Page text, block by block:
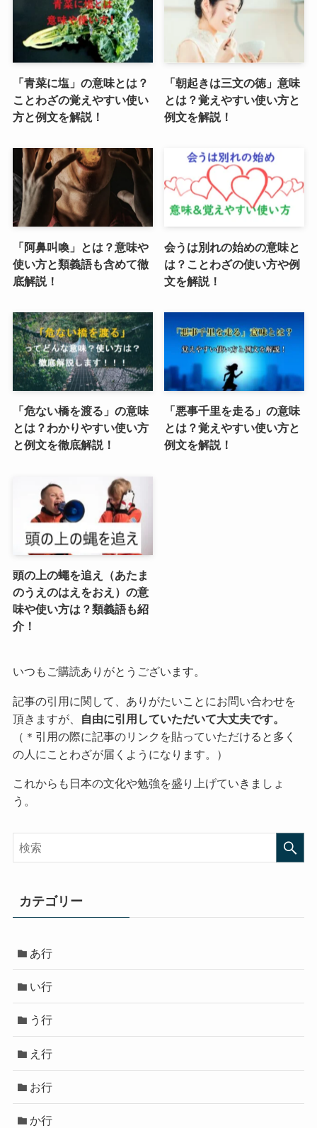
「青菜に塩」の意味とは？
ことわざの覚えやすい使い
方と例文を解説！
「朝起きは三文の徳」意味
とは？覚えやすい使い方と
例文を解説！
「阿鼻叫喚」とは？意味や
使い方と類義語も含めて徹
底解説！
会うは別れの始めの意味と
は？ことわざの使い方や例
文を解説！
「危ない橋を渡る」の意味
とは？わかりやすい使い方
と例文を徹底解説！
「悪事千里を走る」の意味
とは？覚えやすい使い方と
例文を解説！
頭の上の蠅を追え（あたま
のうえのはえをおえ）の意
味や使い方は？類義語も紹
介！
いつもご購読ありがとうございます。
記事の引用に関して、ありがたいことにお問い合わせを
頂きますが、
自由に引用していただいて大丈夫です。
（＊引用の際に記事のリンクを貼っていただけると多く
の人にことわざが届くようになります。）
これからも日本の文化や勉強を盛り上げていきましょ
う。
カテゴリー
あ行
い行
う行
え行
お行
か行